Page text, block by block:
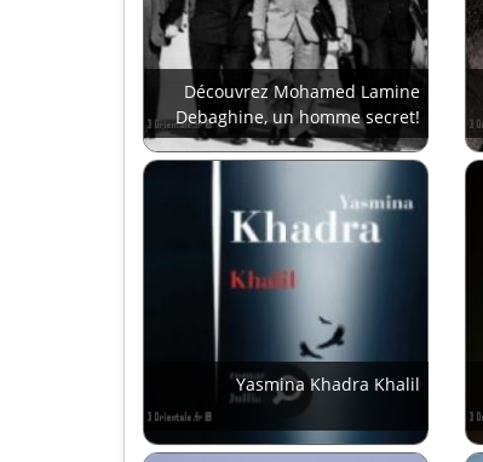
Découvrez Mohamed Lamine
Debaghine, un homme secret!
Yasmina Khadra Khalil